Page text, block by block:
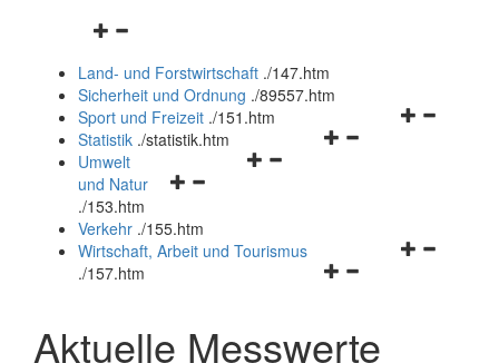
Navigationsmenü
und
schließen
Land- und Forstwirtschaft ./147.htm
Sicherheit und Ordnung ./89557.htm
Navigationsmenü
Sport und Freizeit ./151.htm
Navigationsmenü
Statistik ./statistik.htm
Navigationsmenü
und
schließen
Umwelt
und Natur
./153.htm
Verkehr ./155.htm
Navigationsmenü
schließen
Wirtschaft, Arbeit und Tourismus
./157.htm
Aktuelle Messwerte